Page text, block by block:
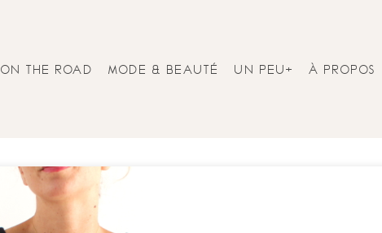
ON THE ROAD MODE & BEAUTÉ UN PEU+ À PROPOS